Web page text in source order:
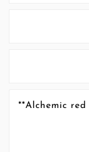
**Alchemic